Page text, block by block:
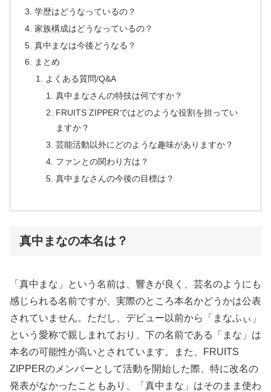
学歴はどうなっているの？
家族構成はどうなっているの？
真中まなは今後どうなる？
まとめ
よくある質問/Q&A
真中まなさんの特技は何ですか？
FRUITS ZIPPERではどのような役割を担ってい
ますか？
芸能活動以外にどのような趣味がありますか？
ファンとの関わり方は？
真中まなさんの今後の目標は？
真中まなの本名は？
「真中まな」という名前は、響きが良く、芸名のようにも
感じられる名前ですが、実際のところ本名かどうかは公表
されていません。ただし、デビュー以前から「まなふぃ」
という愛称で親しまれており、下の名前である「まな」は
本名の可能性が高いとされています。また、FRUITS
ZIPPERのメンバーとして活動を開始した際、特に改名の
発表がなかったこともあり、「真中まな」はそのまま使わ